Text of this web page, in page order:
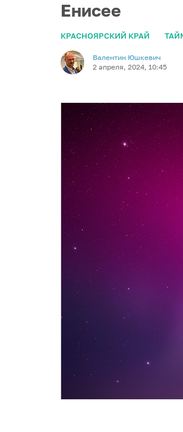
Енисее
КРАСНОЯРСКИЙ КРАЙ
Валентин Юшкевич
2 апреля, 2024, 10:45